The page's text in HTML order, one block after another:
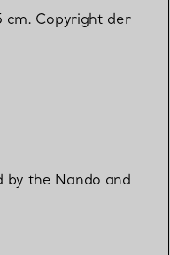
cm. Copyright der
by the Nando and